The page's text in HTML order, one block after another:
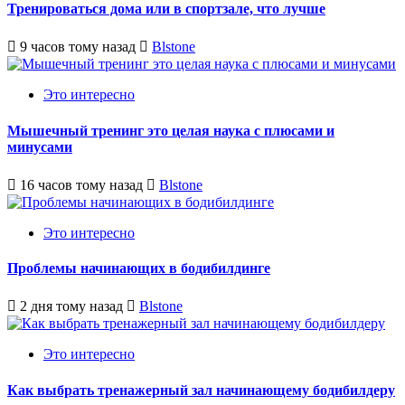
Тренироваться дома или в спортзале, что лучше
9 часов тому назад Blstone
Это интересно
Мышечный тренинг это целая наука с плюсами и
минусами
16 часов тому назад Blstone
Это интересно
Проблемы начинающих в бодибилдинге
2 дня тому назад Blstone
Это интересно
Как выбрать тренажерный зал начинающему бодибилдеру